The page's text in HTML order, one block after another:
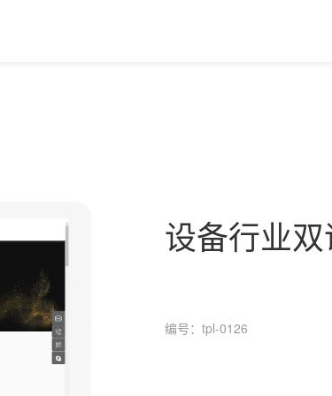
设备行业
编号：tpl-0126